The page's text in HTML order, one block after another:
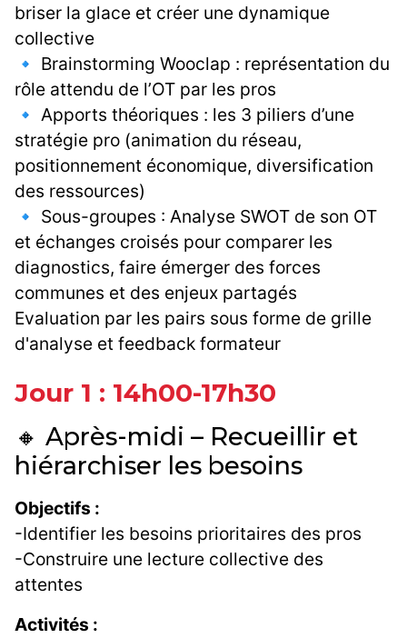
briser la glace et créer une dynamique
collective
🔹 Brainstorming Wooclap : représentation du
rôle attendu de l’OT par les pros
🔹 Apports théoriques : les 3 piliers d’une
stratégie pro (animation du réseau,
positionnement économique, diversification
des ressources)
🔹 Sous-groupes : Analyse SWOT de son OT
et échanges croisés pour comparer les
diagnostics, faire émerger des forces
communes et des enjeux partagés
Evaluation par les pairs sous forme de grille
d'analyse et feedback formateur
Jour 1 : 14h00-17h30
🔸 Après-midi – Recueillir et
hiérarchiser les besoins
Objectifs :
-Identifier les besoins prioritaires des pros
-Construire une lecture collective des
attentes
Activités :